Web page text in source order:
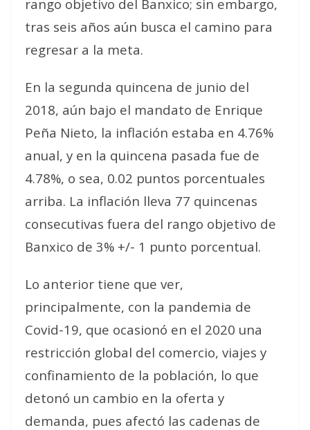
rango objetivo del Banxico; sin embargo,
tras seis años aún busca el camino para
regresar a la meta.
En la segunda quincena de junio del
2018, aún bajo el mandato de Enrique
Peña Nieto, la inflación estaba en 4.76%
anual, y en la quincena pasada fue de
4.78%, o sea, 0.02 puntos porcentuales
arriba. La inflación lleva 77 quincenas
consecutivas fuera del rango objetivo de
Banxico de 3% +/- 1 punto porcentual.
Lo anterior tiene que ver,
principalmente, con la pandemia de
Covid-19, que ocasionó en el 2020 una
restricción global del comercio, viajes y
confinamiento de la población, lo que
detonó un cambio en la oferta y
demanda, pues afectó las cadenas de